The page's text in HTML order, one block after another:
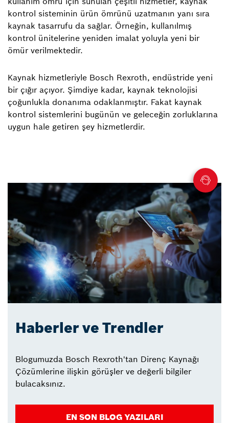
kontrol sisteminin ürün ömrünü uzatmanın yanı sıra
kaynak tasarrufu da sağlar. Örneğin, kullanılmış
kontrol ünitelerine yeniden imalat yoluyla yeni bir
ömür verilmektedir.
Kaynak hizmetleriyle Bosch Rexroth, endüstride yeni
bir çığır açıyor. Şimdiye kadar, kaynak teknolojisi
çoğunlukla donanıma odaklanmıştır. Fakat kaynak
kontrol sistemlerini bugünün ve geleceğin zorluklarına
uygun hale getiren şey hizmetlerdir.
Haberler ve Trendler
Blogumuzda Bosch Rexroth'tan Direnç Kaynağı
Çözümlerine ilişkin görüşler ve değerli bilgiler
bulacaksınız.
EN SON BLOG YAZILARI